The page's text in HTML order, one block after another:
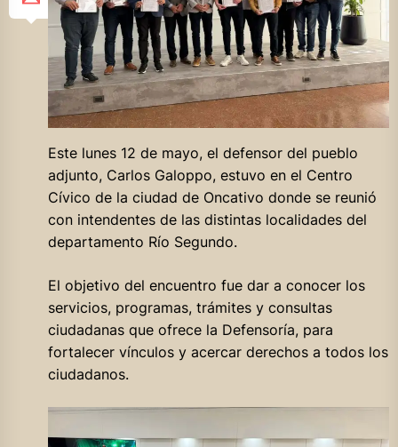
Este lunes 12 de mayo, el defensor del pueblo
adjunto, Carlos Galoppo, estuvo en el Centro
Cívico de la ciudad de Oncativo donde se reunió
con intendentes de las distintas localidades del
departamento Río Segundo.
El objetivo del encuentro fue dar a conocer los
servicios, programas, trámites y consultas
ciudadanas que ofrece la Defensoría, para
fortalecer vínculos y acercar derechos a todos los
ciudadanos.